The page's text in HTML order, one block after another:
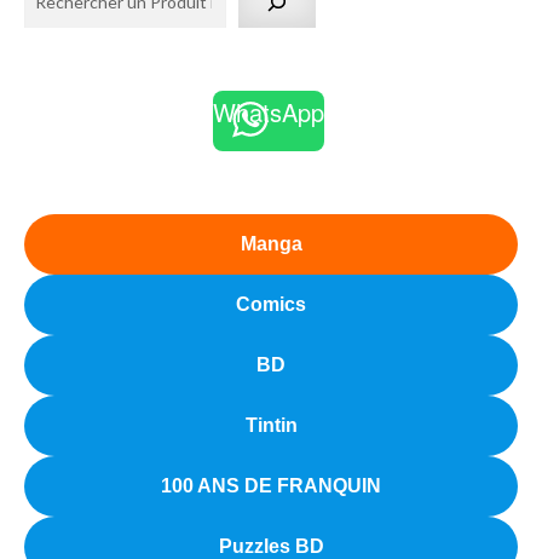
WhatsApp
Manga
Comics
BD
Tintin
100 ANS DE FRANQUIN
Puzzles BD